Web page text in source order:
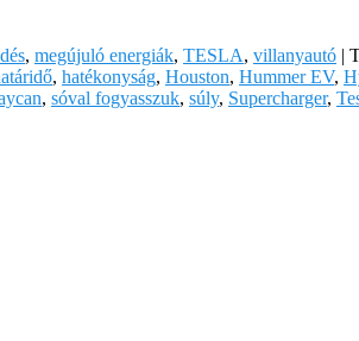
, megújuló energiák, TESLA, villanyautó |
, hatékonyság, Houston, Hummer EV,
, sóval fogyasszuk, súly, Supercharger,